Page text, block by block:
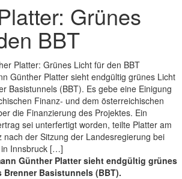
Grünes
BBT
Günther Platter sieht endgültig grünes Licht
Basistunnels (BBT). Es gebe eine Einigung
Finanz- und dem österreichischen
die Finanzierung des Projektes. Ein
sei unterfertigt worden, teilte Platter am
nach der Sitzung der Landesregierung bei
Innsbruck […]
Günther Platter sieht endgültig grünes
Basistunnels (BBT).